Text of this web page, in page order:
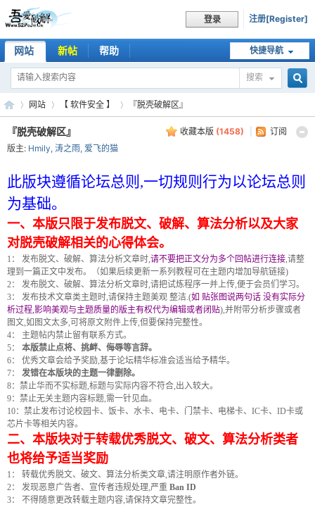
登录 注册[Register]
快捷导航
网站 新帖 帮助
搜索
爱
破
网站 【 软件安全 】 『脱壳破解区』
收藏本版 (1458) 订阅
『脱壳破解区』
版主: Hmily, 涛之雨, 爱飞的猫
此版块遵循论坛总则,一切规则行为以论坛总则
为基础。
一、本版只限于发布脱文、破解、算法分析以及大家
对脱壳破解相关的心得体会。
1： 发布脱文、破解、算法分析文章时,请不要把正文分为多个回帖进行连接,请整
理到一篇正文中发布。（如果后续更新一系列教程可在主题内增加导航链接)
2： 发布脱文、破解、算法分析文章时,请把试炼程序一并上传,便于会员们学习。
3： 发布技术文章类主题时,请保持主题美观 整洁.(如 贴张图说两句话 没有实际分
析过程,影响美观与主题质量的版主有权代为编辑或者闭贴),并附带分析步骤或者
图文,如图文太多,可将原文附件上传,但要保持完整性。
4： 主题帖内禁止留有联系方式。
5： 本版禁止点将、挑衅、侮辱等言辞。
6： 优秀文章会给予奖励,基于论坛精华标准会适当给予精华。
7： 发错在本版块的主题一律删除。
8：禁止华而不实标题,标题与实际内容不符合,出入较大。
9：禁止无关主题内容标题,需一针见血。
10：禁止发布讨论校园卡、饭卡、水卡、电卡、门禁卡、电梯卡、IC卡、ID卡或
芯片卡等相关内容。
二、本版块对于转载优秀脱文、破文、算法分析类者
也将给予适当奖励
1： 转载优秀脱文、破文、算法分析类文章,请注明原作者外链。
2： 发现恶意广告者、宣传者违规处理,严重 Ban ID
3： 不得随意更改转载主题内容,请保持文章完整性。